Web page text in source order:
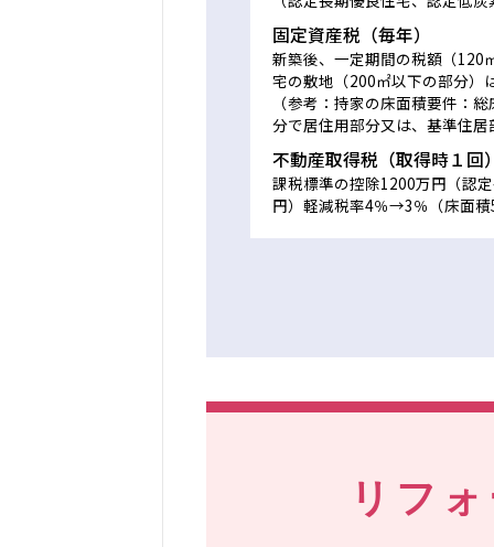
固定資産税（毎年）
新築後、一定期間の税額（120
宅の敷地（200㎡以下の部分）
（参考：持家の床面積要件：
分で居住用部分又は、基準住
不動産取得税（取得時１回
課税標準の控除1200万円（認
円）軽減税率4％→3％（床面
リフ